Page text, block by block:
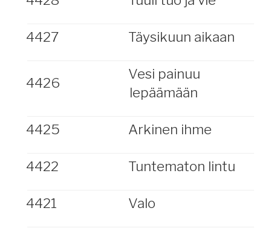
4427 Täysikuun aikaan
4426
Vesi painuu
lepäämään
4425 Arkinen ihme
4422 Tuntematon lintu
4421 Valo